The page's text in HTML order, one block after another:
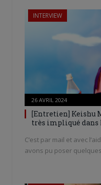
INTERVIEW
26 AVRIL 2024
[Entretien] Keishu
très impliqué dans
C’est par mail et avec
avons pu poser